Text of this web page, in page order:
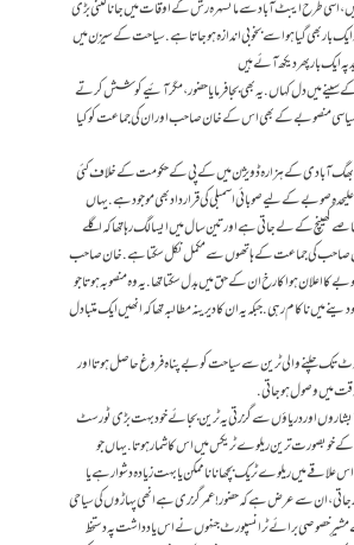
اسی طرح ایبٹ آباد سے مانسہرہ رش کے اوقات میں جانا کتنی بڑی
بار بھی گیا ہو اسے بخوبی اندازہ ہوجاتا ہے. سیاحت کے سیزن میں
ایک بار پھر دیکھ آئے ہیں
میں دل کہاں. یہ بھی بجا فرمایا حضور، مگر آئیے کوشش کرتے
سیاسی منصوبے کے بھی اس کے خان صاحب اور ان کی جماعت کو کیا
بھگ آبادی کے ہزارہ ڈویژن میں کے پی کے حکومت کے خلاف کئی
صوبے کےلیے صوبائی اسمبلی کی قرارداد بھی موجود ہے. یہاں
کے لے جاتی ہے اور تین سال میں ایسا لگ رہا تھا کہ اگلے
صاحب کی جماعت کے ہاتھوں سے مکمل نکل سکتا ہے. خان صاحب
اعلان ہوا کا رخ ان کے حق میں بدل سکتا تھا. یہ وہ منصوبہ ہوتا جو
میں ناکام رہی. جبکہ یہ ان کا دیرینہ مطالبہ تھا کہ انھیں ایک متبادل
تک چلنے والی ٹرین سے سیاحت کو بے پناہ فروغ حاصل ہوتا اور
میں وصول ہو جاتی.
آبشاروں اور دریاؤں سے گزرتی یہ ٹرین بجائے خود بہت بڑی ٹورسٹ
کے خوبصورت ترین ریلوے ٹریکس میں اس کا شمار ہوتا. یہاں جو
میں ریلوے ٹریک بچھانا ناممکن یا بہت زیادہ دشوار ہے یا
جاتی، ان سے عرض ہے کہ حضور! عمر گزری ہے انھی پہاڑوں کی سیاحی
خصوصی برائے ٹرانسپورٹ جنہوں نے اس یادداشت پہ دستخط